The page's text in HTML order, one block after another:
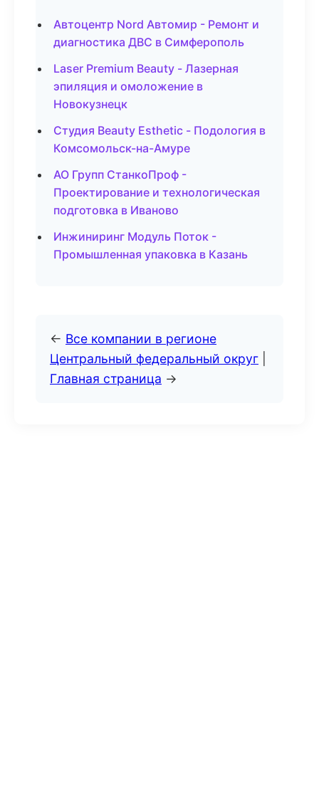
Автоцентр Nord Автомир - Ремонт и
диагностика ДВС в Симферополь
Laser Premium Beauty - Лазерная
эпиляция и омоложение в
Новокузнецк
Студия Beauty Esthetic - Подология в
Комсомольск-на-Амуре
АО Групп СтанкоПроф -
Проектирование и технологическая
подготовка в Иваново
Инжиниринг Модуль Поток -
Промышленная упаковка в Казань
← Все компании в регионе
Центральный федеральный округ
Главная страница →